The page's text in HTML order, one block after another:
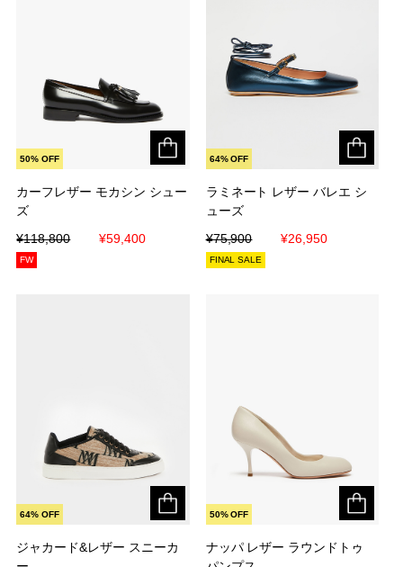
カーフレザー モカシン シュー
ズ
¥118,800
¥59,400
50% OFF
カーフレザー モカシン シュー
ズ
¥118,800
¥59,400
FW
ラミネート レザー バレエ シ
ューズ
¥75,900
¥26,950
64% OFF
ラミネート レザー バレエ シ
ューズ
¥75,900
¥26,950
FINAL SALE
ジャカード&レザー スニーカ
64% OFF
ジャカード&レザー スニーカ
ナッパ レザー ラウンドトゥ
50% OFF
ナッパ レザー ラウンドトゥ